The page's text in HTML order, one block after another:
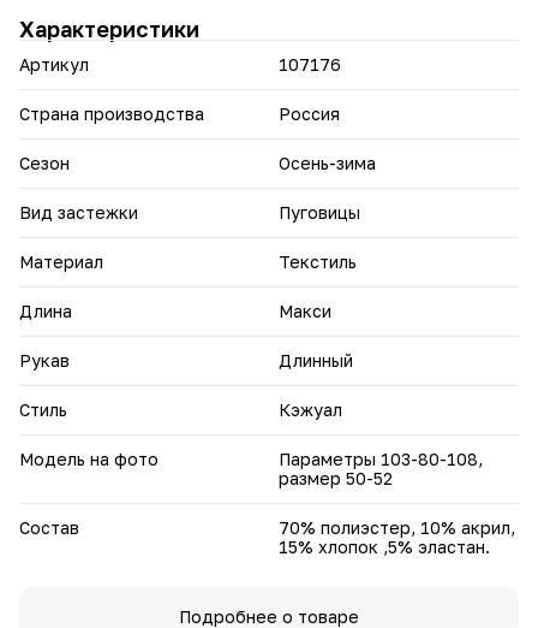
Сделайте свой образ неповторимым с платьем "Агнесса"
от EmVerdi!
Характеристики
Артикул 107176
Страна производства Россия
Сезон Осень-зима
Вид застежки Пуговицы
Материал Текстиль
Длина Макси
Рукав Длинный
Стиль Кэжуал
Модель на фото
Параметры 103-80-108,
размер 50-52
Состав
70% полиэстер, 10% акрил,
15% хлопок ,5% эластан.
Подробнее о товаре